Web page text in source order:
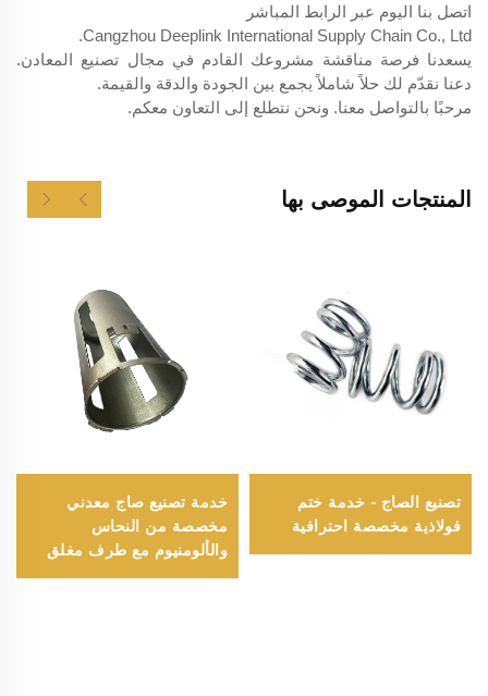
اتصل بنا اليوم عبر الرابط المباشر
Cangzhou Deeplink International Supply Chain Co., Ltd.
يسعدنا فرصة مناقشة مشروعك القادم في مجال تصنيع المعادن.
دعنا نقدّم لك حلاً شاملاً يجمع بين الجودة والدقة والقيمة.
مرحبًا بالتواصل معنا. ونحن نتطلع إلى التعاون معكم.
المنتجات الموصى بها
تصنيع الصاج - خدمة ختم
فولاذية مخصصة احترافية
خدمة تصنيع صاج معدني
مخصصة من النحاس
والألومنيوم مع طرف مغلق
واحد بالتطعيب وقطع الليزر